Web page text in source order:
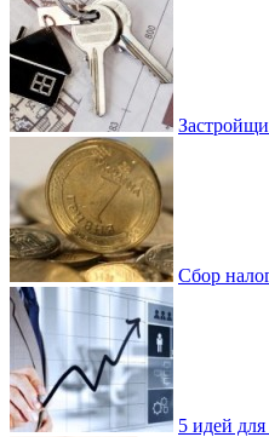
Сбор
5 идей